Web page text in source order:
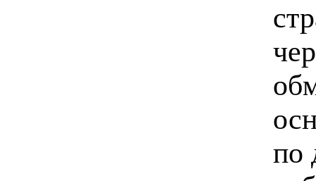
по